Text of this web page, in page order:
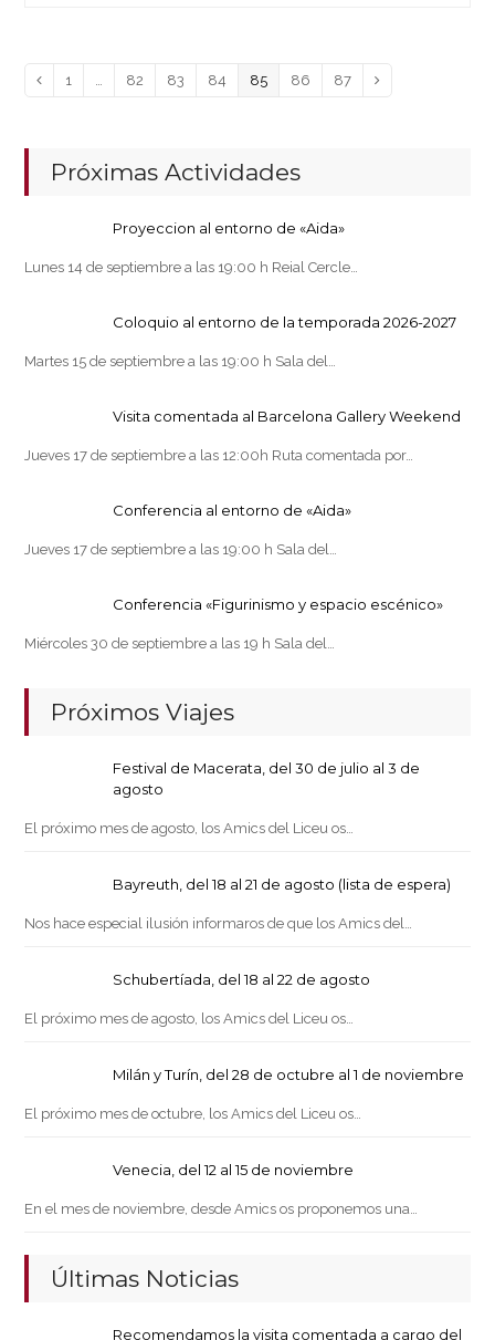
Anterior
Page
1 Page
82 Page
83 Page
84 Page
85 Page
86 Page
87 Siguiente
Próximas Actividades
Proyeccion al entorno de «Aida»
Lunes 14 de septiembre a las 19:00 h Reial Cercle…
Coloquio al entorno de la temporada 2026-2027
Martes 15 de septiembre a las 19:00 h Sala del…
Visita comentada al Barcelona Gallery Weekend
Jueves 17 de septiembre a las 12:00h Ruta comentada por…
Conferencia al entorno de «Aida»
Jueves 17 de septiembre a las 19:00 h Sala del…
Conferencia «Figurinismo y espacio escénico»
Miércoles 30 de septiembre a las 19 h Sala del…
Próximos Viajes
Festival de Macerata, del 30 de julio al 3 de
agosto
El próximo mes de agosto, los Amics del Liceu os…
Bayreuth, del 18 al 21 de agosto (lista de espera)
Nos hace especial ilusión informaros de que los Amics del…
Schubertíada, del 18 al 22 de agosto
El próximo mes de agosto, los Amics del Liceu os…
Milán y Turín, del 28 de octubre al 1 de noviembre
El próximo mes de octubre, los Amics del Liceu os…
Venecia, del 12 al 15 de noviembre
En el mes de noviembre, desde Amics os proponemos una…
Últimas Noticias
Recomendamos la visita comentada a cargo del